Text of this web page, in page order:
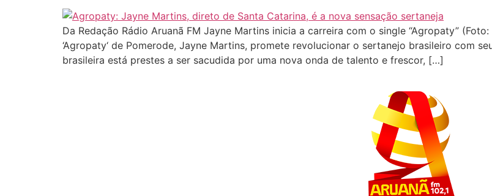
Da Redação Rádio Aruanã FM Jayne Martins inicia a carreira com o single “Agropaty”
‘Agropaty‘ de Pomerode, Jayne Martins, promete revolucionar o sertanejo brasileiro com
brasileira está prestes a ser sacudida por uma nova onda de talento e frescor, […]